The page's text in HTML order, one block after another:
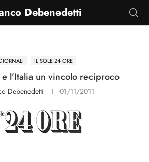
Debenedetti
IL SOLE 24 ORE
e l’Italia un vincolo reciproco
Debenedetti 01/11/2011